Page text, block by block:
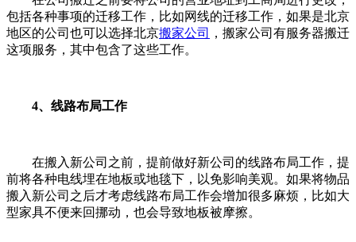
包括各种事项的迁移工作，比如网线的迁移工作，如果是北京
地区的公司也可以选择北京搬家公司
，搬家公司有服务器搬迁
这项服务，其中包含了这些工作。
4、线路布局工作
在搬入新公司之前，提前做好新公司的线路布局工作，提
前将各种电线埋在地板或地毯下，以免影响美观。如果将物品
搬入新公司之后才考虑线路布局工作会增加很多麻烦，比如大
型家具不便来回挪动，也会导致地板被摩擦。